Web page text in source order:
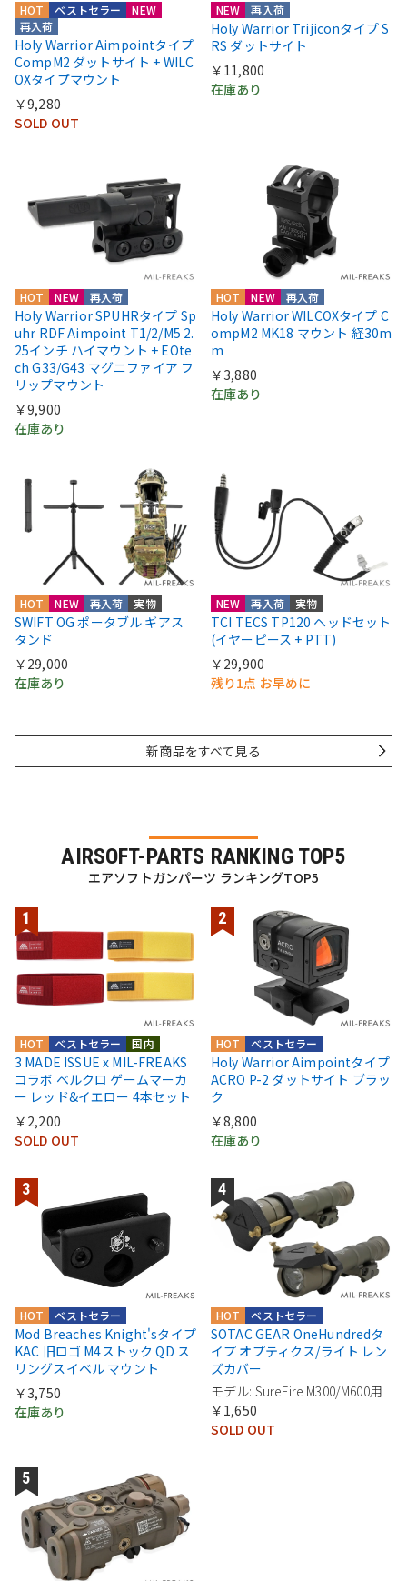
HOT
NEW
再入荷
ベストセラー
Holy Warrior Aimpointタイプ
CompM2 ダットサイト + WILC
OXタイプマウント
￥9,280
SOLD OUT
NEW 再入荷
Holy Warrior Trijiconタイプ S
RS ダットサイト
￥11,800
在庫あり
HOT NEW 再入荷
Holy Warrior SPUHRタイプ Sp
uhr RDF Aimpoint T1/2/M5 2.
25インチ ハイマウント + EOte
ch G33/G43 マグニファイア フ
リップマウント
￥9,900
在庫あり
HOT NEW 再入荷
Holy Warrior WILCOXタイプ C
ompM2 MK18 マウント 経30m
m
￥3,880
在庫あり
HOT NEW 再入荷 実物
SWIFT OG ポータブル ギアス
タンド
￥29,000
在庫あり
NEW 再入荷 実物
TCI TECS TP120 ヘッドセット
(イヤーピース + PTT)
￥29,900
残り1点 お早めに
新商品をすべて見る
AIRSOFT-PARTS RANKING TOP5
エアソフトガンパーツ ランキングTOP5
国内
ベストセラー
HOT
3 MADE ISSUE x MIL-FREAKS
コラボ ベルクロ ゲームマーカ
ー レッド&イエロー 4本セット
￥2,200
SOLD OUT
ベストセラー
HOT
Holy Warrior Aimpointタイプ
ACRO P-2 ダットサイト ブラッ
ク
￥8,800
在庫あり
ベストセラー
HOT
Mod Breaches Knight'sタイプ
KAC 旧ロゴ M4ストック QD ス
リングスイベル マウント
￥3,750
在庫あり
ベストセラー
HOT
SOTAC GEAR OneHundredタ
イプ オプティクス/ライト レン
ズカバー
モデル: SureFire M300/M600用
￥1,650
SOLD OUT